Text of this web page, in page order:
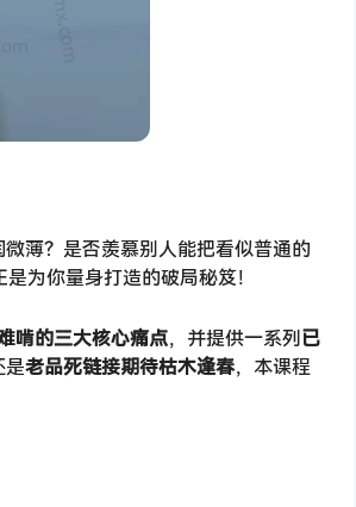
薄？是否羡慕别人能把看似普通的
为你量身打造的破局秘笈！
啃的三大核心痛点，并提供一系列 已
是老品死链接期待枯木逢春，本课程